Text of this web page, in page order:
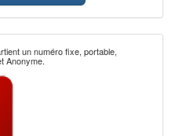
un numéro fixe, portable,
Anonyme.